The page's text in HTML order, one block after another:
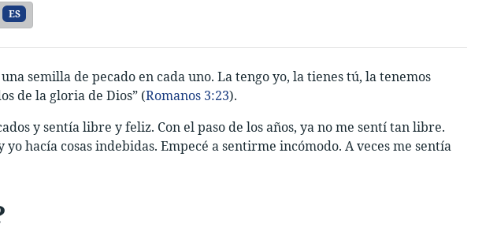
ES
semilla de pecado en cada uno. La tengo yo, la tienes tú, la tenemos
de la gloria de Dios” (Romanos 3:23).
y sentía libre y feliz. Con el paso de los años, ya no me sentí tan libre.
hacía cosas indebidas. Empecé a sentirme incómodo. A veces me sentía